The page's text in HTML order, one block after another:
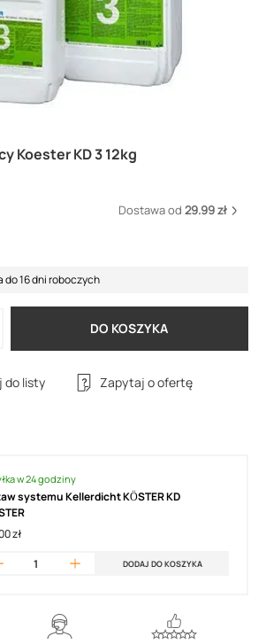
Koester KD 3 12kg
Dostawa od 29.99 zł
do 16 dni roboczych
DO KOSZYKA
do listy Zapytaj o ofertę
w 24 godziny
systemu Kellerdicht KÖSTER KD
zł
DODAJ DO KOSZYKA